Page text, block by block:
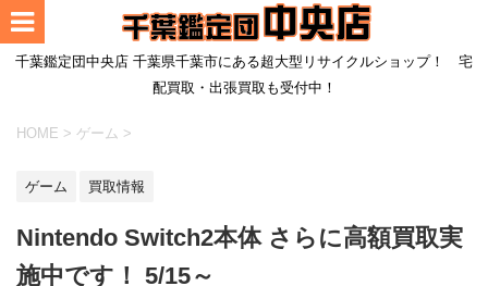
千葉鑑定団中央店 千葉県千葉市にある超大型リサイクルショップ！ 宅
配買取・出張買取も受付中！
HOME > ゲーム >
ゲーム 買取情報
Nintendo Switch2本体 さらに高額買取実
施中です！ 5/15～